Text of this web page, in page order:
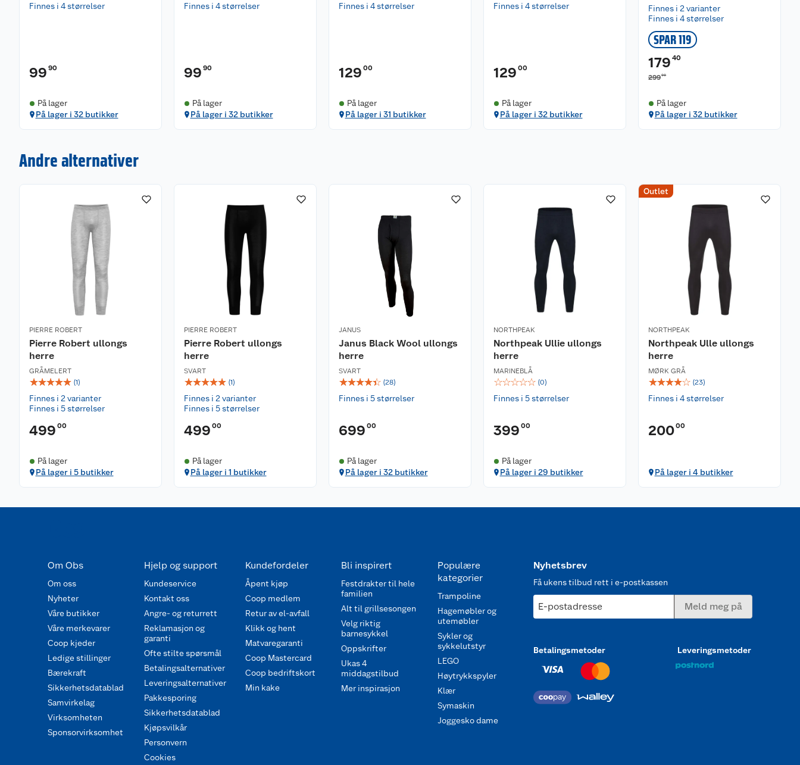
Finnes i 4 størrelser
99 90
På lager
På lager i 32 butikker
Finnes i 4 størrelser
99 90
På lager
På lager i 32 butikker
Finnes i 4 størrelser
129 00
På lager
På lager i 31 butikker
Finnes i 4 størrelser
129 00
På lager
På lager i 32 butikker
Finnes i 2 varianter
Finnes i 4 størrelser
SPAR 119
179 40
29900
På lager
På lager i 32 butikker
Andre alternativer
PIERRE ROBERT
Pierre Robert ullongs
herre
GRÅMELERT
☆☆☆☆☆ (1)
Finnes i 2 varianter
Finnes i 5 størrelser
499 00
På lager
På lager i 5 butikker
PIERRE ROBERT
Pierre Robert ullongs
herre
SVART
☆☆☆☆☆ (1)
Finnes i 2 varianter
Finnes i 5 størrelser
499 00
På lager
På lager i 1 butikker
JANUS
Janus Black Wool ullongs
herre
SVART
☆☆☆☆☆ (28)
Finnes i 5 størrelser
699 00
På lager
På lager i 32 butikker
NORTHPEAK
Northpeak Ullie ullongs
herre
MARINEBLÅ
☆☆☆☆☆ (0)
Finnes i 5 størrelser
399 00
På lager
På lager i 29 butikker
Outlet
NORTHPEAK
Northpeak Ulle ullongs
herre
MØRK GRÅ
☆☆☆☆☆ (23)
Finnes i 4 størrelser
20000
På lager i 4 butikker
Om Obs
Om oss
Nyheter
Våre butikker
Våre merkevarer
Coop kjeder
Ledige stillinger
Bærekraft
Sikkerhetsdatablad
Samvirkelag
Virksomheten
Sponsorvirksomhet
Hjelp og support
Kundeservice
Kontakt oss
Angre- og returrett
Reklamasjon og
garanti
Ofte stilte spørsmål
Betalingsalternativer
Leveringsalternativer
Pakkesporing
Sikkerhetsdatablad
Kjøpsvilkår
Personvern
Cookies
Kundefordeler
Åpent kjøp
Coop medlem
Retur av el-avfall
Klikk og hent
Matvaregaranti
Coop Mastercard
Coop bedriftskort
Min kake
Bli inspirert
Festdrakter til hele
familien
Alt til grillsesongen
Velg riktig
barnesykkel
Oppskrifter
Ukas 4
middagstilbud
Mer inspirasjon
Populære
kategorier
Trampoline
Hagemøbler og
utemøbler
Sykler og
sykkelutstyr
LEGO
Høytrykkspyler
Klær
Symaskin
Joggesko dame
Nyhetsbrev
Få ukens tilbud rett i e-postkassen
E-postadresse Meld meg på
Betalingsmetoder Leveringsmetoder